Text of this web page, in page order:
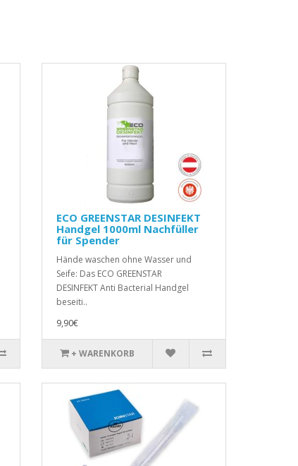
ECO GREENSTAR DESINFEKT
Handgel 1000ml Nachfüller
für Spender
Hände waschen ohne Wasser und
Seife: Das ECO GREENSTAR
DESINFEKT Anti Bacterial Handgel
beseiti..
9,90€
+ WARENKORB